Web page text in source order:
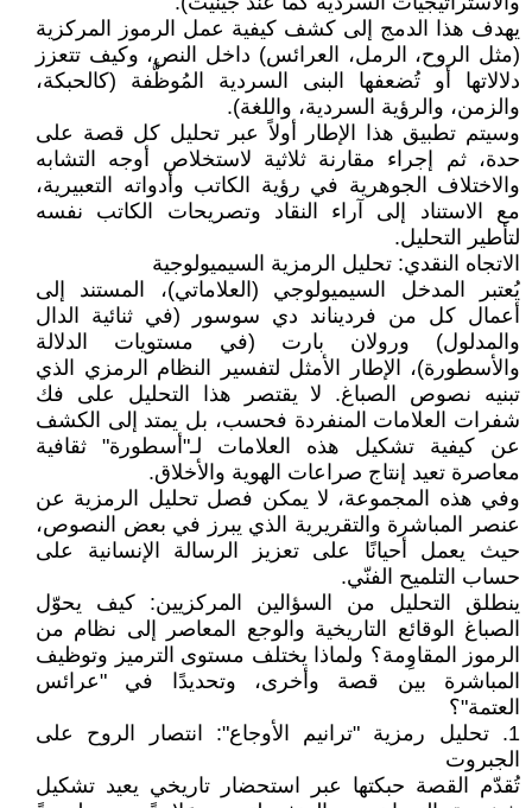
يهدف هذا الدمج إلى كشف كيفية عمل الرموز المركزية
(مثل الروح، الرمل، العرائس) داخل النص، وكيف تتعزز
دلالاتها أو تُضعفها البنى السردية المُوظَّفة (كالحبكة،
والزمن، والرؤية السردية، واللغة).
وسيتم تطبيق هذا الإطار أولاً عبر تحليل كل قصة على
حدة، ثم إجراء مقارنة ثلاثية لاستخلاص أوجه التشابه
والاختلاف الجوهرية في رؤية الكاتب وأدواته التعبيرية،
مع الاستناد إلى آراء النقاد وتصريحات الكاتب نفسه
لتأطير التحليل.
الاتجاه النقدي: تحليل الرمزية السيميولوجية
يُعتبر المدخل السيميولوجي (العلاماتي)، المستند إلى
أعمال كل من فرديناند دي سوسور (في ثنائية الدال
والمدلول) ورولان بارت (في مستويات الدلالة
والأسطورة)، الإطار الأمثل لتفسير النظام الرمزي الذي
تبنيه نصوص الصباغ. لا يقتصر هذا التحليل على فك
شفرات العلامات المنفردة فحسب، بل يمتد إلى الكشف
عن كيفية تشكيل هذه العلامات لـ"أسطورة" ثقافية
معاصرة تعيد إنتاج صراعات الهوية والأخلاق.
وفي هذه المجموعة، لا يمكن فصل تحليل الرمزية عن
عنصر المباشرة والتقريرية الذي يبرز في بعض النصوص،
حيث يعمل أحيانًا على تعزيز الرسالة الإنسانية على
حساب التلميح الفنّي.
ينطلق التحليل من السؤالين المركزيين: كيف يحوّل
الصباغ الوقائع التاريخية والوجع المعاصر إلى نظام من
الرموز المقاوِمة؟ ولماذا يختلف مستوى الترميز وتوظيف
المباشرة بين قصة وأخرى، وتحديدًا في "عرائس
العتمة"؟
1. تحليل رمزية "ترانيم الأوجاع": انتصار الروح على
الجبروت
تُقدّم القصة حبكتها عبر استحضار تاريخي يعيد تشكيل